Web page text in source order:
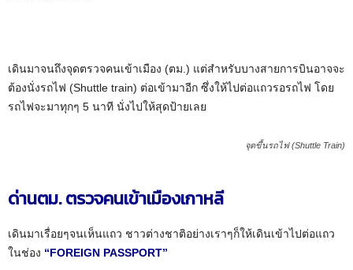
เดินมาจนถึงจุดตรวจคนเข้าเมือง (ตม.) แต่สำหรับบางสายการบินอาจจะ
ต้องนั่งรถไฟ (Shuttle train) ต่อเข้ามาอีก ซึ่งให้ไปต่อแถวรอรถไฟ โดย
รถไฟจะมาทุกๆ 5 นาที นั่งไปให้สุดป้ายเลย
จุดขึ้นรถไฟ (Shuttle Train)
ด่านตม. ตรวจคนเข้าเมืองเกาหลี
เดินมาเรื่อยๆจนเห็นแถว ชาวต่างชาติอย่างเราๆก็ให้เดินเข้าไปต่อแถว
ในช่อง “FOREIGN PASSPORT”